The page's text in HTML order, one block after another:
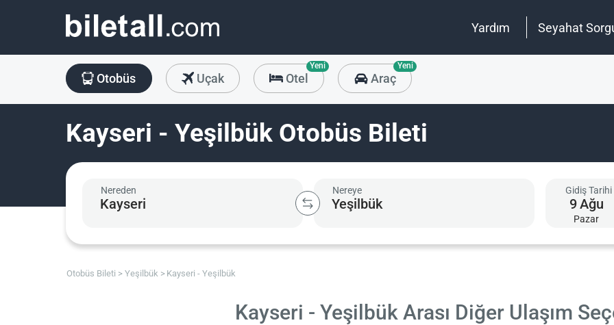
Yardım Seyahat
Otobüs Uçak Otel
Yeni
Araç
Yeni
Kayseri - Yeşilbük Otobüs Bileti
Nereden Nereye Gidiş Tarihi
9Ağu
Pazar
Otobüs Bileti Yeşilbük Kayseri - Yeşilbük
Kayseri - Yeşilbük Arası Diğer Ulaşım